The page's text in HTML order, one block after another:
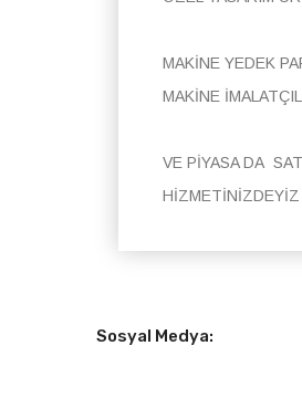
MAKİNE YEDEK
MAKİNE
VE PİYASA DA
HİZMETİNİZDEYİZ
Sosyal Medya: